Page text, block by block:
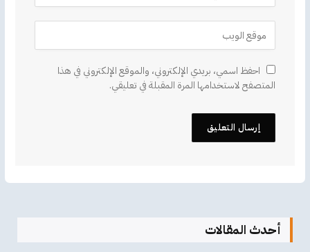
احفظ اسمي، بريدي الإلكتروني، والموقع الإلكتروني في هذا
المتصفح لاستخدامها المرة المقبلة في تعليقي.
أحدث المقالات